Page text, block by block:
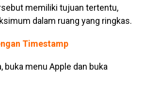
memiliki tujuan tertentu,
dalam ruang yang ringkas.
Timestamp
menu Apple dan buka